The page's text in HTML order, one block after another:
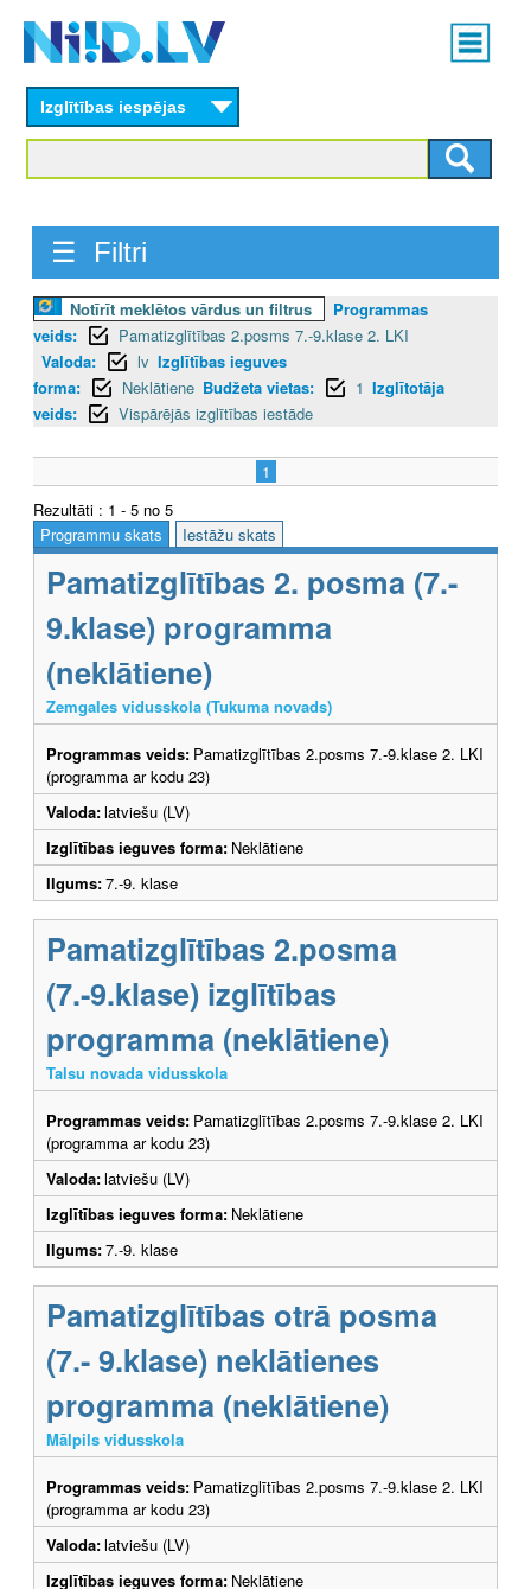
content
Main
menu
Izglītības iespējas
☰ Filtri
Notīrīt meklētos vārdus un filtrus
Programmas
veids:
Pamatizglītības 2.posms 7.-9.klase 2. LKI
Valoda:
lv Izglītības ieguves
forma:
Neklātiene Budžeta vietas: 1 Izglītotāja
veids:
Vispārējās izglītības iestāde
1
Rezultāti : 1 - 5 no 5
Programmu skats
Iestāžu skats
Pamatizglītības 2. posma (7.-
9.klase) programma
(neklātiene)
Zemgales vidusskola (Tukuma novads)
Programmas veids: Pamatizglītības 2.posms 7.-9.klase 2. LKI
(programma ar kodu 23)
Valoda:latviešu (LV)
Izglītības ieguves forma: Neklātiene
Ilgums:7.-9. klase
Pamatizglītības 2.posma
(7.-9.klase) izglītības
programma (neklātiene)
Talsu novada vidusskola
Programmas veids: Pamatizglītības 2.posms 7.-9.klase 2. LKI
(programma ar kodu 23)
Valoda:latviešu (LV)
Izglītības ieguves forma: Neklātiene
Ilgums:7.-9. klase
Pamatizglītības otrā posma
(7.- 9.klase) neklātienes
programma (neklātiene)
Mālpils vidusskola
Programmas veids: Pamatizglītības 2.posms 7.-9.klase 2. LKI
(programma ar kodu 23)
Valoda:latviešu (LV)
Izglītības ieguves forma: Neklātiene